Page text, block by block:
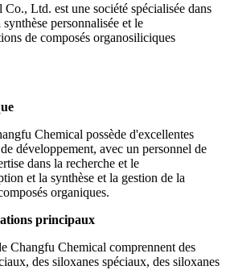
Ltd. est une société spécialisée dans
personnalisée et le
de composés organosiliciques
Chemical possède d'excellentes
développement, avec un personnel de
dans la recherche et le
et la synthèse et la gestion de la
organiques.
principaux
Changfu Chemical comprennent des
des siloxanes spéciaux, des siloxanes